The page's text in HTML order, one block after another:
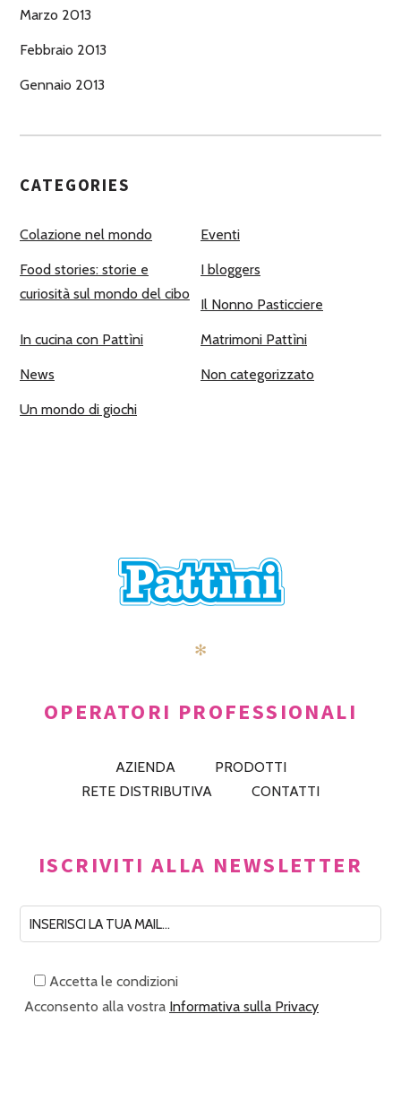
Marzo 2013
Febbraio 2013
Gennaio 2013
CATEGORIES
Colazione nel mondo Eventi
Food stories: storie e
curiosità sul mondo del cibo
I bloggers
Il Nonno Pasticciere
In cucina con Pattìni Matrimoni Pattìni
News Non categorizzato
Un mondo di giochi
✻
OPERATORI PROFESSIONALI
AZIENDA
PRODOTTI
RETE DISTRIBUTIVA
CONTATTI
ISCRIVITI ALLA NEWSLETTER
Accetta le condizioni
Acconsento alla vostra Informativa sulla Privacy